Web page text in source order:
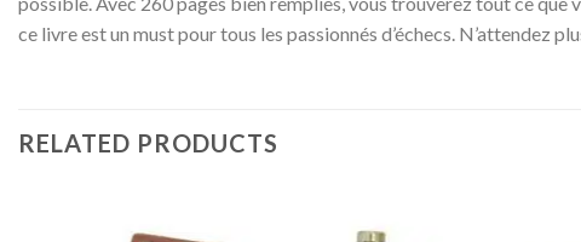
ce livre est un must pour tous les passionnés d’échecs. N’attendez
RELATED PRODUCTS